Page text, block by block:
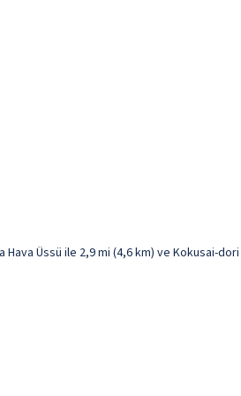
Üssü ile 2,9 mi (4,6 km) ve Kokusai-